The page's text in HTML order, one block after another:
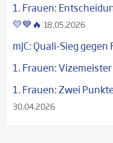
1. Frauen:
💛💙🔥 18.05.2026
mJC: Quali-Sieg
1. Frauen:
1. Frauen: Zwei
30.04.2026